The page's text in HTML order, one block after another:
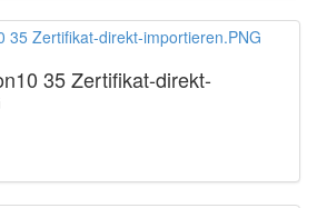
35 Zertifikat-direkt-